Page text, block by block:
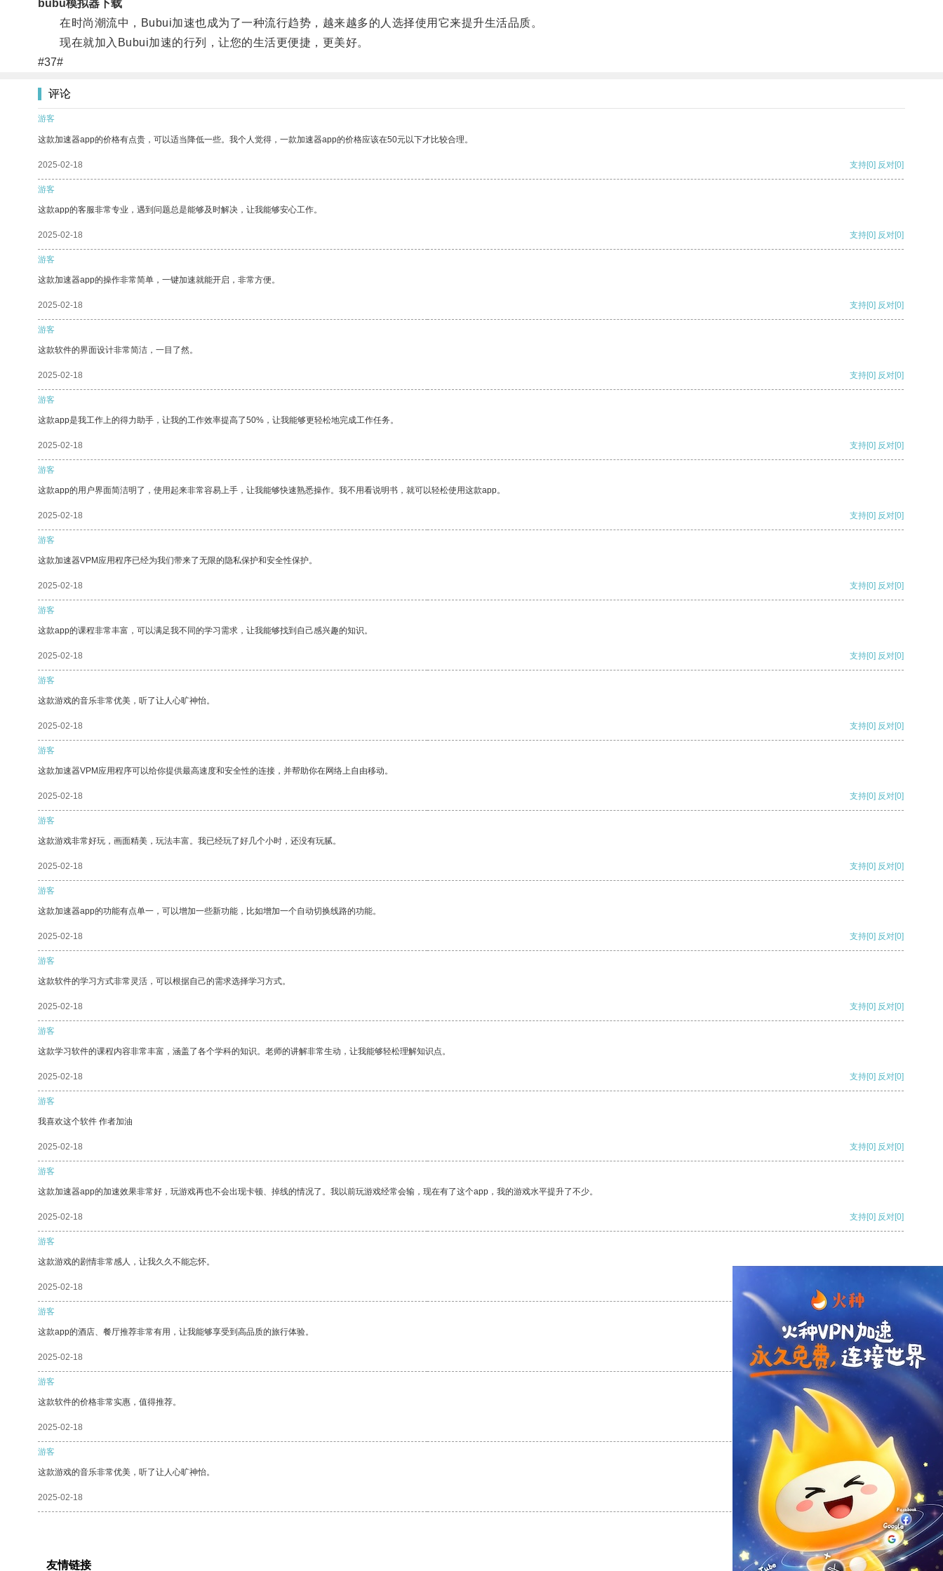
bubu模拟器下载
在时尚潮流中，Bubui加速也成为了一种流行趋势，越来越多的人选择使用它来提升生活品质。
现在就加入Bubui加速的行列，让您的生活更便捷，更美好。
#37#
评论
游客
这款加速器app的价格有点贵，可以适当降低一些。我个人觉得，一款加速器app的价格应该在50元以下才比较合理。
2025-02-18 支持[0] 反对[0]
游客
这款app的客服非常专业，遇到问题总是能够及时解决，让我能够安心工作。
2025-02-18 支持[0] 反对[0]
游客
这款加速器app的操作非常简单，一键加速就能开启，非常方便。
2025-02-18 支持[0] 反对[0]
游客
这款软件的界面设计非常简洁，一目了然。
2025-02-18 支持[0] 反对[0]
游客
这款app是我工作上的得力助手，让我的工作效率提高了50%，让我能够更轻松地完成工作任务。
2025-02-18 支持[0] 反对[0]
游客
这款app的用户界面简洁明了，使用起来非常容易上手，让我能够快速熟悉操作。我不用看说明书，就可以轻松使用这款app。
2025-02-18 支持[0] 反对[0]
游客
这款加速器VPM应用程序已经为我们带来了无限的隐私保护和安全性保护。
2025-02-18 支持[0] 反对[0]
游客
这款app的课程非常丰富，可以满足我不同的学习需求，让我能够找到自己感兴趣的知识。
2025-02-18 支持[0] 反对[0]
游客
这款游戏的音乐非常优美，听了让人心旷神怡。
2025-02-18 支持[0] 反对[0]
游客
这款加速器VPM应用程序可以给你提供最高速度和安全性的连接，并帮助你在网络上自由移动。
2025-02-18 支持[0] 反对[0]
游客
这款游戏非常好玩，画面精美，玩法丰富。我已经玩了好几个小时，还没有玩腻。
2025-02-18 支持[0] 反对[0]
游客
这款加速器app的功能有点单一，可以增加一些新功能，比如增加一个自动切换线路的功能。
2025-02-18 支持[0] 反对[0]
游客
这款软件的学习方式非常灵活，可以根据自己的需求选择学习方式。
2025-02-18 支持[0] 反对[0]
游客
这款学习软件的课程内容非常丰富，涵盖了各个学科的知识。老师的讲解非常生动，让我能够轻松理解知识点。
2025-02-18 支持[0] 反对[0]
游客
我喜欢这个软件 作者加油
2025-02-18 支持[0] 反对[0]
游客
这款加速器app的加速效果非常好，玩游戏再也不会出现卡顿、掉线的情况了。我以前玩游戏经常会输，现在有了这个app，我的游戏水平提升了不少。
2025-02-18 支持[0] 反对[0]
游客
这款游戏的剧情非常感人，让我久久不能忘怀。
2025-02-18
游客
这款app的酒店、餐厅推荐非常有用，让我能够享受到高品质的旅行体验。
2025-02-18 支持 [0] 反对[0]
游客
这款软件的价格非常实惠，值得推荐。
2025-02-18 支持[0] 反对
游客
这款游戏的音乐非常优美，听了让人心旷神怡。
2025-02-18 支持[0] 反对[0]
友情链接